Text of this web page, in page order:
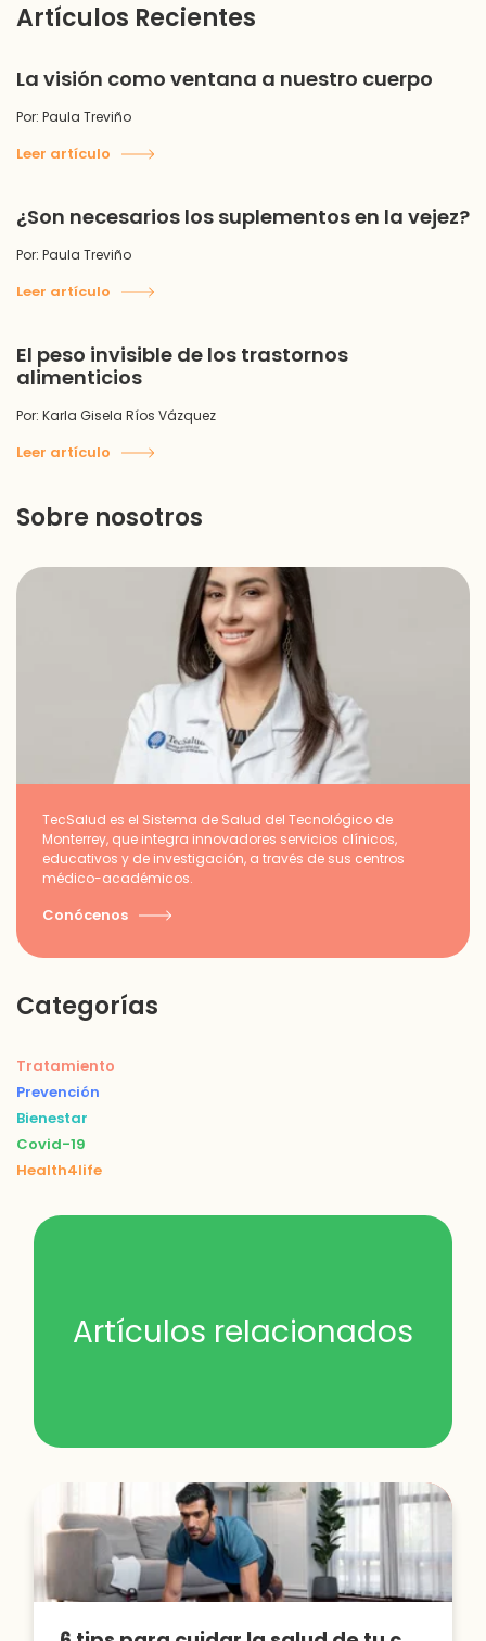
Artículos Recientes
La visión como ventana a nuestro cuerpo
Por: Paula Treviño
Leer artículo
¿Son necesarios los suplementos en la vejez?
Por: Paula Treviño
Leer artículo
El peso invisible de los trastornos
alimenticios
Por: Karla Gisela Ríos Vázquez
Leer artículo
Sobre nosotros
TecSalud es el Sistema de Salud del Tecnológico de
Monterrey, que integra innovadores servicios clínicos,
educativos y de investigación, a través de sus centros
médico-académicos.
Conócenos
Categorías
Tratamiento
Prevención
Bienestar
Covid-19
Health4life
Artículos relacionados